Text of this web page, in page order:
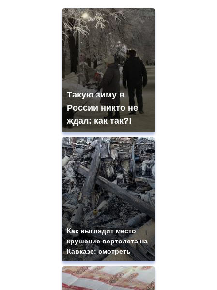
Такую зиму в
России никто не
ждал: как так?!
Как выглядит место
крушение вертолета на
Кавказе: смотреть